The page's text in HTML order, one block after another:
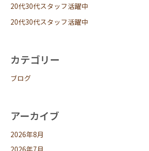
20代30代スタッフ活躍中
20代30代スタッフ活躍中
カテゴリー
ブログ
アーカイブ
2026年8月